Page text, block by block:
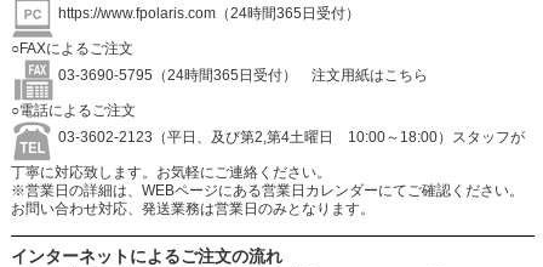
https://www.fpolaris.com（24時間365日受付）
○FAXによるご注文
03-3690-5795（24時間365日受付）
注文用紙はこちら
○電話によるご注文
03-3602-2123（平日、及び第2,第4土曜日 10:00～18:00）スタッフが
丁寧に対応致します。お気軽にご連絡ください。
※営業日の詳細は、WEBページにある営業日カレンダーにてご確認ください。
お問い合わせ対応、発送業務は営業日のみとなります。
インターネットによるご注文の流れ